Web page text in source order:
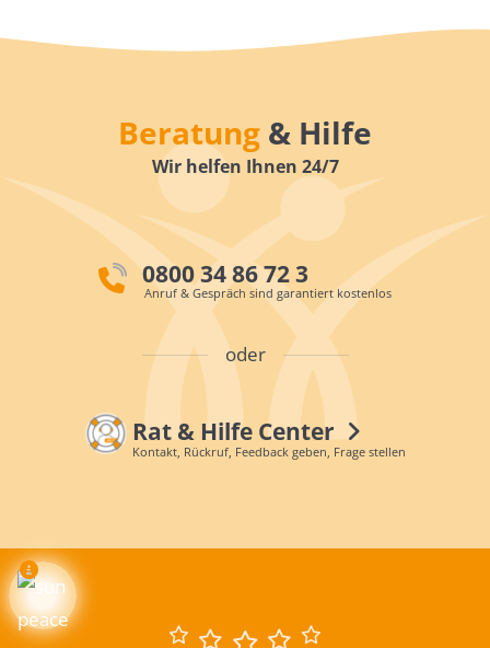
Beratung & Hilfe
Wir helfen Ihnen 24/7
0800 34 86 72 3
Anruf & Gespräch sind garantiert kostenlos
oder
Rat & Hilfe Center
Kontakt, Rückruf, Feedback geben, Frage stellen